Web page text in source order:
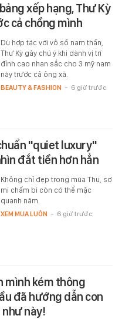
xếp hạng, Thư Kỳ
cả chồng mình
Dù hợp tác với vô số nam thần,
Thư Kỳ gây chú ý khi dành vị trí
đỉnh cao nhan sắc cho 3 mỹ nam
này trước cả ông xã.
BEAUTY & FASHION - 6 giờ trước
"quiet luxury"
đắt tiền hơn hẳn
Không chỉ đẹp trong mùa Thu, sơ
mi chấm bi còn có thể mặc
quanh năm.
XEM MUA LUÔN - 6 giờ trước
mình kém thông
đã hướng dẫn con
này!